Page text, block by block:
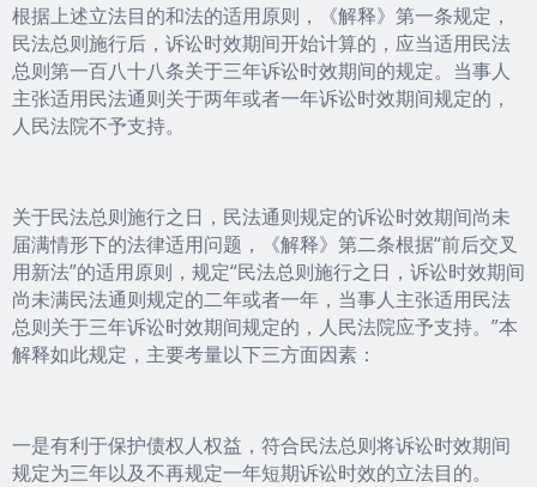
根据上述立法目的和法的适用原则，《解释》第一条规定，
民法总则施行后，诉讼时效期间开始计算的，应当适用民法
总则第一百八十八条关于三年诉讼时效期间的规定。当事人
主张适用民法通则关于两年或者一年诉讼时效期间规定的，
人民法院不予支持。
关于民法总则施行之日，民法通则规定的诉讼时效期间尚未
届满情形下的法律适用问题，《解释》第二条根据“前后交叉
用新法”的适用原则，规定“民法总则施行之日，诉讼时效期间
尚未满民法通则规定的二年或者一年，当事人主张适用民法
总则关于三年诉讼时效期间规定的，人民法院应予支持。”本
解释如此规定，主要考量以下三方面因素：
一是有利于保护债权人权益，符合民法总则将诉讼时效期间
规定为三年以及不再规定一年短期诉讼时效的立法目的。